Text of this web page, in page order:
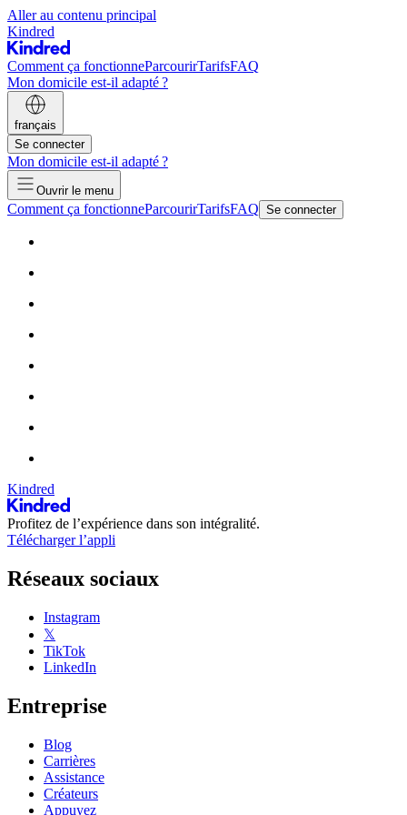
Aller au contenu principal
Kindred
Comment ça fonctionneParcourirTarifsFAQ
Mon domicile est-il adapté ?
français
Se connecter
Mon domicile est-il adapté ?
Ouvrir le menu
Comment ça fonctionneParcourirTarifsFAQ Se connecter
Kindred
Profitez de l’expérience dans son intégralité.
Télécharger l’appli
Réseaux sociaux
Instagram
𝕏
TikTok
LinkedIn
Entreprise
Blog
Carrières
Assistance
Créateurs
Appuyez